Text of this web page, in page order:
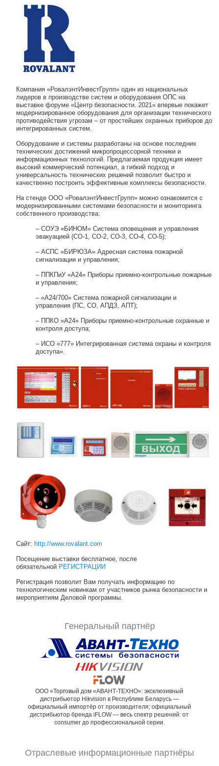
Компания «РовалэнтИнвестГрупп» один из национальных
лидеров в производстве систем и оборудования ОПС на
выставке форуме «Центр безопасности. 2021» впервые покажет
модернизированное оборудования для организации технического
противодействия угрозам – от простейших охранных приборов до
интегрированных систем.
Оборудование и системы разработаны на основе последних
технических достижений микропроцессорной техники и
информационных технологий. Предлагаемая продукция имеет
высокий коммерческий потенциал, а гибкий подход и
универсальность технических решений позволит быстро и
качественно построить эффективные комплексы безопасности.
На стенде ООО «РовалэнтИнвестГрупп» можно ознакомится с
модернизированными системами безопасности и мониторинга
собственного производства:
– СОУЭ «БИНОМ» Система оповещения и управления
эвакуацией (СО-1, СО-2, СО-3, СО-4, СО-5);
– АСПС «БИРЮЗА» Адресная система пожарной
сигнализации и управления;
– ППКПиУ «А24» Приборы приемно-контрольные пожарные
и управления;
– «А24/700» Система пожарной сигнализации и
управления (ПС, СО, АПДЗ, АПТ);
– ППКО «А24» Приборы приемно-контрольные охранные и
контроля доступа;
– ИСО «777» Интегрированная система охраны и контроля
доступа».
Сайт: http://www.rovalant.com
Посещение выставки бесплатное, после
обязательной РЕГИСТРАЦИИ
Регистрация позволит Вам получать информацию по
технологическим новинкам от участников рынка безопасности и
мероприятиям Деловой программы.
Генеральный партнёр
ООО «Торговый дом «АВАНТ-ТЕХНО»: эксклюзивный
дистрибьютор Hikvision в Республике Беларусь —
официальный импортёр от производителя; официальный
дистрибьютор бренда iFLOW — весь спектр решений: от
consumer до профессиональной серии.
Отраслевые информационные партнёры